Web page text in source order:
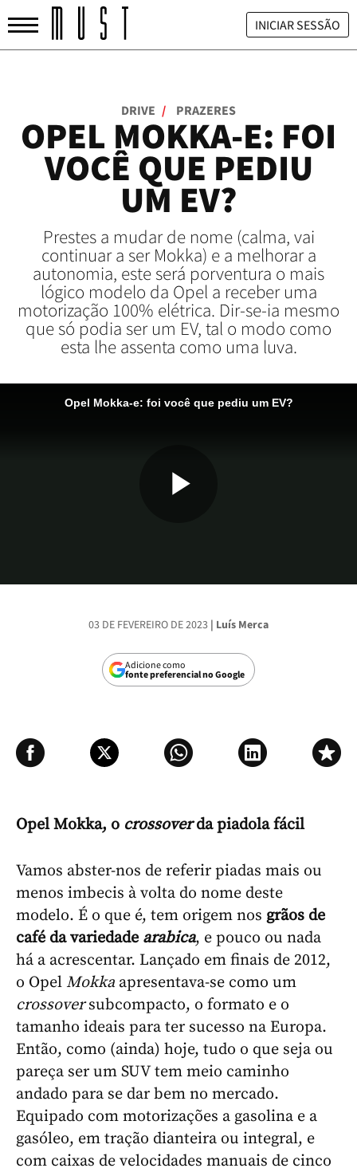
INICIAR SESSÃO
DRIVE / PRAZERES
OPEL MOKKA-E: FOI
VOCÊ QUE PEDIU
UM EV?
Prestes a mudar de nome (calma, vai
continuar a ser Mokka) e a melhorar a
autonomia, este será porventura o mais
lógico modelo da Opel a receber uma
motorização 100% elétrica. Dir-se-ia mesmo
que só podia ser um EV, tal o modo como
esta lhe assenta como uma luva.
Opel Mokka-e: foi você que pediu um EV?
03 DE FEVEREIRO DE 2023 | Luís Merca
Adicione como
fonte preferencial no Google
Opel Mokka, o crossoverda piadola fácil
Vamos abster-nos de referir piadas mais ou
menos imbecis à volta do nome deste
modelo. É o que é, tem origem nos grãos de
café da variedade arabica, e pouco ou nada
há a acrescentar. Lançado em finais de 2012,
o Opel Mokka apresentava-se como um
crossoversubcompacto, o formato e o
tamanho ideais para ter sucesso na Europa.
Então, como (ainda) hoje, tudo o que seja ou
pareça ser um SUV tem meio caminho
andado para se dar bem no mercado.
Equipado com motorizações a gasolina e a
gasóleo, em tração dianteira ou integral, e
com caixas de velocidades manuais de cinco